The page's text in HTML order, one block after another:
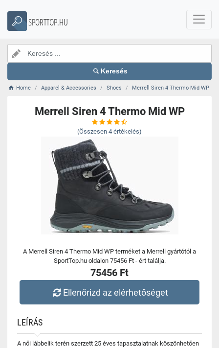
SPORTTOP.HU
Keresés
Home Apparel & Accessories Shoes Merrell Siren 4 Thermo Mid WP
Merrell Siren 4 Thermo Mid WP
(Összesen 4 értékelés)
A Merrell Siren 4 Thermo Mid WP terméket a Merrell gyártótól a
SportTop.hu oldalon 75456 Ft - ért találja.
75456 Ft
Ellenőrizd az elérhetőséget
LEÍRÁS
A női lábbelik terén szerzett 25 éves tapasztalatnak köszönhetően